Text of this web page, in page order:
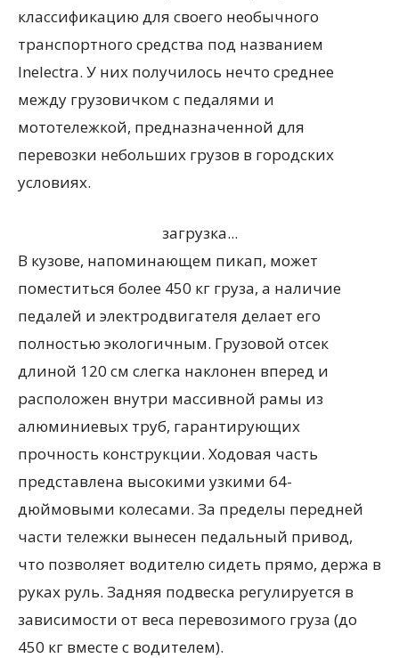
классификацию для своего необычного
транспортного средства под названием
Inelectra. У них получилось нечто среднее
между грузовичком с педалями и
мототележкой, предназначенной для
перевозки небольших грузов в городских
условиях.
загрузка...
В кузове, напоминающем пикап, может
поместиться более 450 кг груза, а наличие
педалей и электродвигателя делает его
полностью экологичным. Грузовой отсек
длиной 120 см слегка наклонен вперед и
расположен внутри массивной рамы из
алюминиевых труб, гарантирующих
прочность конструкции. Ходовая часть
представлена высокими узкими 64-
дюймовыми колесами. За пределы передней
части тележки вынесен педальный привод,
что позволяет водителю сидеть прямо, держа в
руках руль. Задняя подвеска регулируется в
зависимости от веса перевозимого груза (до
450 кг вместе с водителем).